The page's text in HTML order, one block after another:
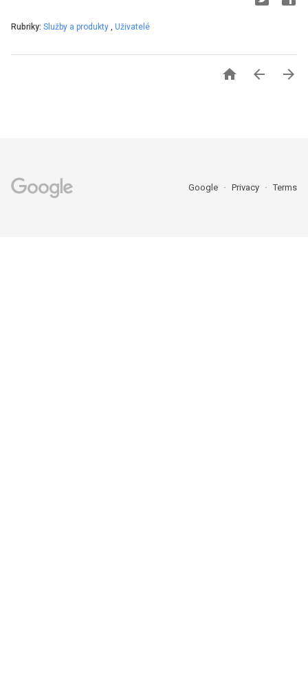
Rubriky: Služby a produkty , Uživatelé
  
Google Privacy Terms